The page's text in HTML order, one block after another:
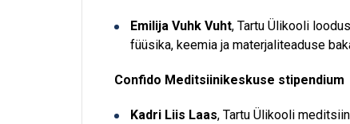
Emilija Vuhk Vuht, Tartu Ülikooli
füüsika, keemia ja materjaliteaduse
Confido Meditsiinikeskuse stipendium
Kadri Liis Laas, Tartu Ülikooli